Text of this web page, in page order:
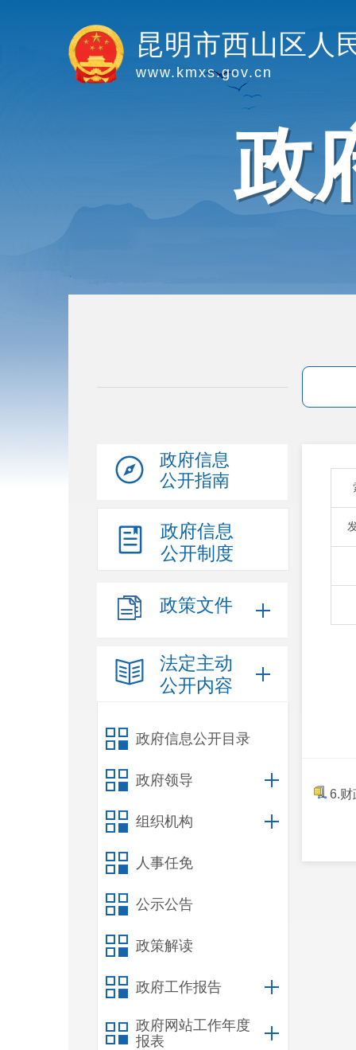
昆明市西山区人
www.kmxs.gov.cn
政
政府信息
公开指南
政府信息
公开制度
政策文件
法定主动
公开内容
政府信息公开目录
政府领导
组织机构
人事任免
公示公告
政策解读
政府工作报告
政府网站工作年度
报表
6.财